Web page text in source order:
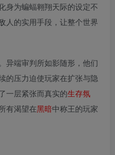
身为蝙蝠翱翔天际的设定不
人的实用手段，让整个世界
异端审判所如影随形，他们
的压力迫使玩家在扩张与隐
一层紧张而真实的生存氛
有渴望在黑暗中称王的玩家